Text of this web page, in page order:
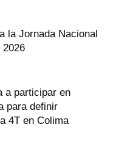
la Jornada Nacional
2026
a participar en
para definir
4T en Colima